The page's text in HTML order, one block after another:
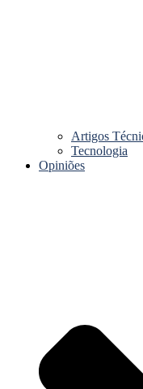
Artigos
Tecnologia
Opiniões